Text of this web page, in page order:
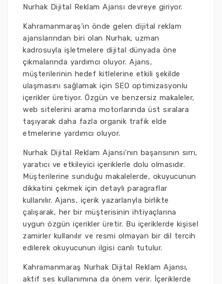
Nurhak Dijital Reklam Ajansı devreye giriyor.
Kahramanmaraş’ın önde gelen dijital reklam
ajanslarından biri olan Nurhak, uzman
kadrosuyla işletmelere dijital dünyada öne
çıkmalarında yardımcı oluyor. Ajans,
müşterilerinin hedef kitlelerine etkili şekilde
ulaşmasını sağlamak için SEO optimizasyonlu
içerikler üretiyor. Özgün ve benzersiz makaleler,
web sitelerini arama motorlarında üst sıralara
taşıyarak daha fazla organik trafik elde
etmelerine yardımcı oluyor.
Nurhak Dijital Reklam Ajansı'nın başarısının sırrı,
yaratıcı ve etkileyici içeriklerle dolu olmasıdır.
Müşterilerine sunduğu makalelerde, okuyucunun
dikkatini çekmek için detaylı paragraflar
kullanılır. Ajans, içerik yazarlarıyla birlikte
çalışarak, her bir müşterisinin ihtiyaçlarına
uygun özgün içerikler üretir. Bu içeriklerde kişisel
zamirler kullanılır ve resmi olmayan bir dil tercih
edilerek okuyucunun ilgisi canlı tutulur.
Kahramanmaraş Nurhak Dijital Reklam Ajansı,
aktif ses kullanımına da önem verir. İçeriklerde